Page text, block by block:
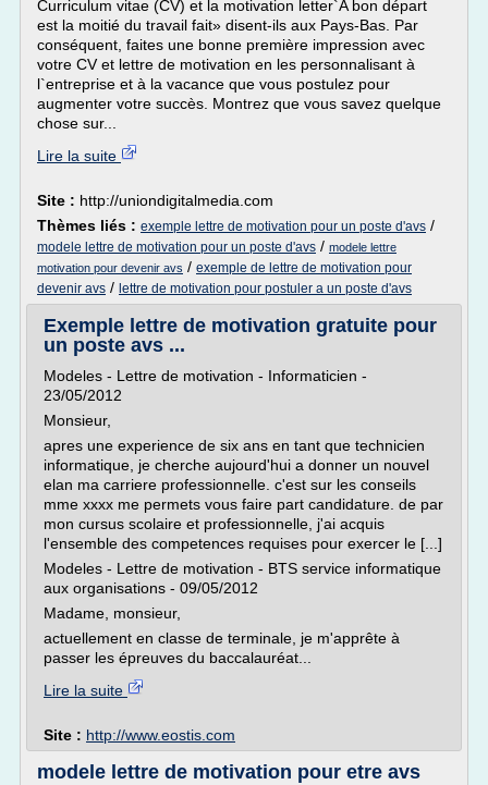
Curriculum vitae (CV) et la motivation letter`A bon départ
est la moitié du travail fait» disent-ils aux Pays-Bas. Par
conséquent, faites une bonne première impression avec
votre CV et lettre de motivation en les personnalisant à
l`entreprise et à la vacance que vous postulez pour
augmenter votre succès. Montrez que vous savez quelque
chose sur...
Lire la suite
Site : http://uniondigitalmedia.com
Thèmes liés : exemple lettre de motivation pour un poste d'avs /
modele lettre de motivation pour un poste d'avs / modele lettre
motivation pour devenir avs / exemple de lettre de motivation pour
devenir avs / lettre de motivation pour postuler a un poste d'avs
Exemple lettre de motivation gratuite pour
un poste avs ...
Modeles - Lettre de motivation - Informaticien -
23/05/2012
Monsieur,
apres une experience de six ans en tant que technicien
informatique, je cherche aujourd'hui a donner un nouvel
elan ma carriere professionnelle. c'est sur les conseils
mme xxxx me permets vous faire part candidature. de par
mon cursus scolaire et professionnelle, j'ai acquis
l'ensemble des competences requises pour exercer le [...]
Modeles - Lettre de motivation - BTS service informatique
aux organisations - 09/05/2012
Madame, monsieur,
actuellement en classe de terminale, je m'apprête à
passer les épreuves du baccalauréat...
Lire la suite
Site : http://www.eostis.com
modele lettre de motivation pour etre avs